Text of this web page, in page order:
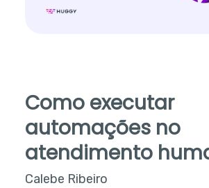
Como executar
automações no
atendimento
Calebe Ribeiro